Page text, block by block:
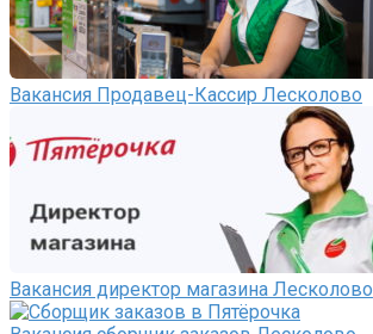
Вакансия Продавец-Кассир Лесколово
Вакансия директор магазина Лесколово